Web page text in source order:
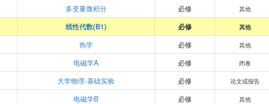
多变量微积分 必修 其他
线性代数(B1) 必修 其他
热学 必修 其他
电磁学A 必修 闭卷
大学物理-基础实验 必修 论文或报告
电磁学B 必修 其他